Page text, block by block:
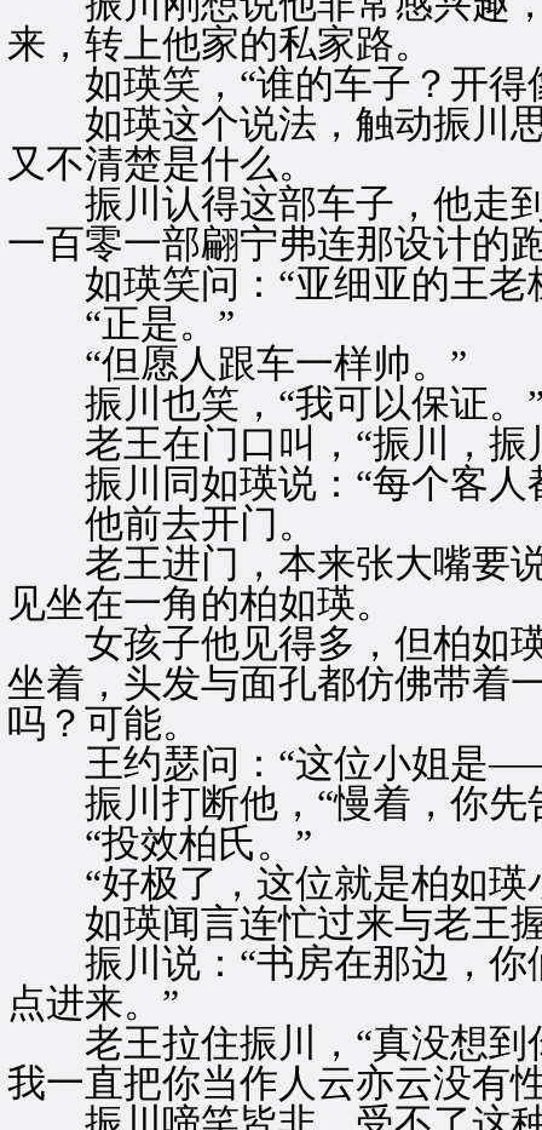
来，转上他家的私家路。
如瑛笑，“谁的车子？开得
如瑛这个说法，触动振川思
又不清楚是什么。
振川认得这部车子，他走到
一百零一部翩宁弗连那设计的
如瑛笑问：“亚细亚的王老
“正是。”
“但愿人跟车一样帅。”
振川也笑，“我可以保证。
老王在门口叫，“振川，振
振川同如瑛说：“每个客人
他前去开门。
老王进门，本来张大嘴要说
见坐在一角的柏如瑛。
女孩子他见得多，但柏如瑛
坐着，头发与面孔都仿佛带着
吗？可能。
王约瑟问：“这位小姐是
振川打断他，“慢着，你先
“投效柏氏。”
“好极了，这位就是柏如瑛
如瑛闻言连忙过来与老王
振川说：“书房在那边，你
点进来。”
老王拉住振川，“真没想到
我一直把你当作人云亦云没有